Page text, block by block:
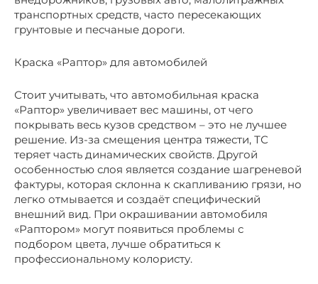
транспортных средств, часто пересекающих
грунтовые и песчаные дороги.
Краска «Раптор» для автомобилей
Стоит учитывать, что автомобильная краска
«Раптор» увеличивает вес машины, от чего
покрывать весь кузов средством – это не лучшее
решение. Из-за смещения центра тяжести, ТС
теряет часть динамических свойств. Другой
особенностью слоя является создание шагреневой
фактуры, которая склонна к скапливанию грязи, но
легко отмывается и создаёт специфический
внешний вид. При окрашивании автомобиля
«Раптором» могут появиться проблемы с
подбором цвета, лучше обратиться к
профессиональному колористу.